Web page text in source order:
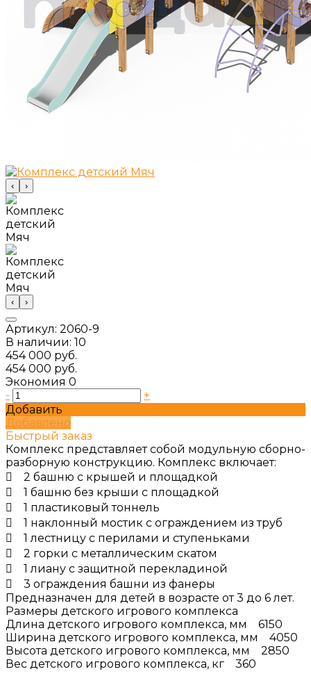
‹ ›
‹ ›
Артикул: 2060-9
В наличии: 10
454 000 руб.
454 000 руб.
Экономия 0
-
+
Добавить
Добавлено
Быстрый заказ
Комплекс представляет собой модульную сборно-
разборную конструкцию. Комплекс включает:
 2 башню с крышей и площадкой
 1 башню без крыши с площадкой
 1 пластиковый тоннель
 1 наклонный мостик с ограждением из труб
 1 лестницу с перилами и ступеньками
 2 горки с металлическим скатом
 1 лиану с защитной перекладиной
 3 ограждения башни из фанеры
Предназначен для детей в возрасте от 3 до 6 лет.
Размеры детского игрового комплекса
Длина детского игрового комплекса, мм 6150
Ширина детского игрового комплекса, мм 4050
Высота детского игрового комплекса, мм 2850
Вес детского игрового комплекса, кг 360